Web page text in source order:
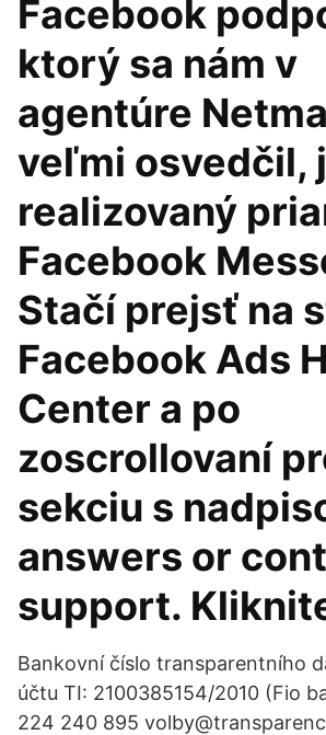
Facebook
ktorý sa nám v
agentúre
veľmi osvedčil,
realizovaný
Facebook
Stačí prejsť na
Facebook Ads
Center a po
zoscrollovaní
sekciu s
answers or
support.
Bankovní číslo transparentního
účtu TI: 2100385154/2010 (Fio
224 240 895